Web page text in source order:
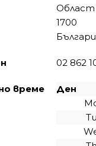
Област
1700
02 862
време Ден